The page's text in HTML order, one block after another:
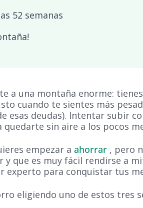
52 semanas
a una montaña enorme:
cuando te sientes más
esas deudas). Intentar subir
sin aire a los pocos
empezar a ahorrar , pero
y que es muy fácil rendirse a
experto para conquistar tus
eligiendo uno de estos tres